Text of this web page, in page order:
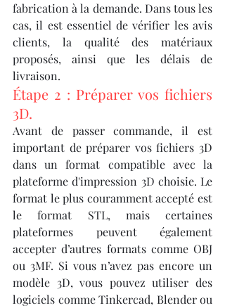
fabrication à la demande. Dans tous les
cas, il est essentiel de vérifier les avis
clients, la qualité des matériaux
proposés, ainsi que les délais de
livraison.
Étape 2 : Préparer vos fichiers
3D.
Avant de passer commande, il est
important de préparer vos fichiers 3D
dans un format compatible avec la
plateforme d'impression 3D choisie. Le
format le plus couramment accepté est
le format STL, mais certaines
plateformes peuvent également
accepter d’autres formats comme OBJ
ou 3MF. Si vous n’avez pas encore un
modèle 3D, vous pouvez utiliser des
logiciels comme Tinkercad, Blender ou